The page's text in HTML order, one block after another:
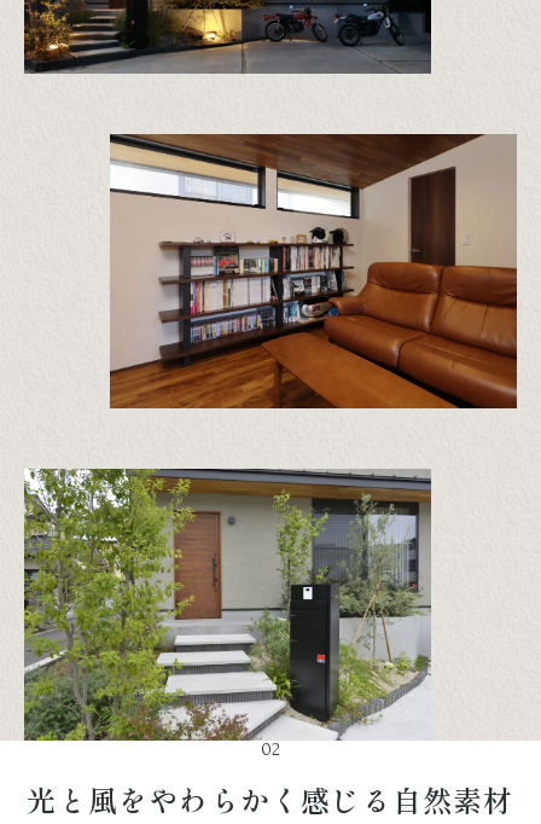
02
光と風をやわらかく感じる自然素材